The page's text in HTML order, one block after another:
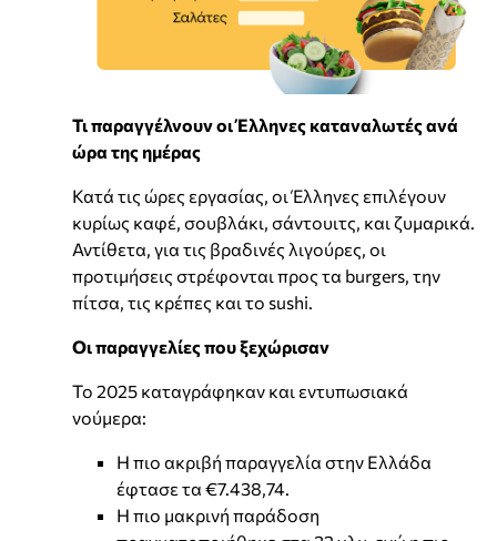
Τι παραγγέλνουν οι Έλληνες καταναλωτές ανά
ώρα της ημέρας
Κατά τις ώρες εργασίας, οι Έλληνες επιλέγουν
κυρίως καφέ, σουβλάκι, σάντουιτς, και ζυμαρικά.
Αντίθετα, για τις βραδινές λιγούρες, οι
προτιμήσεις στρέφονται προς τα burgers, την
πίτσα, τις κρέπες και το sushi.
Οι παραγγελίες που ξεχώρισαν
Το 2025 καταγράφηκαν και εντυπωσιακά
νούμερα:
Η πιο ακριβή παραγγελία στην Ελλάδα
έφτασε τα €7.438,74.
Η πιο μακρινή παράδοση